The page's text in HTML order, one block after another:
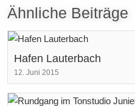
Ähnliche Beiträge
Hafen Lauterbach
12. Juni 2015